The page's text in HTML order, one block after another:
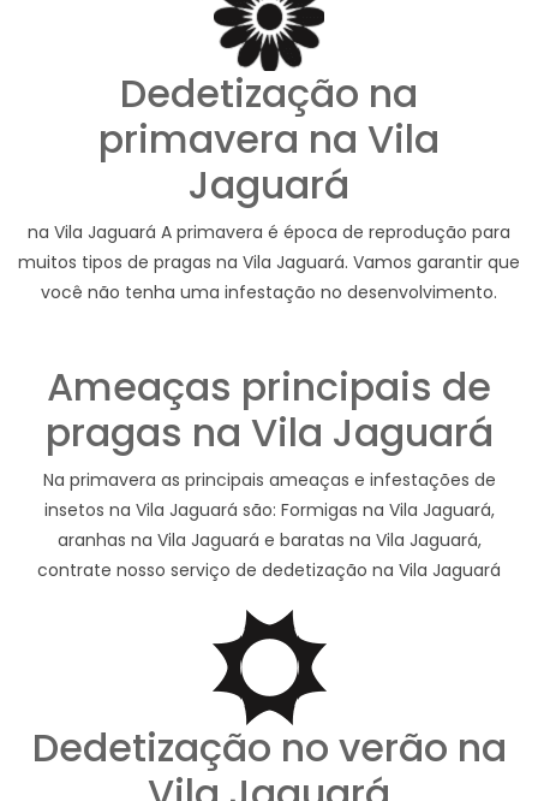
Dedetização na
primavera na Vila
Jaguará
na Vila Jaguará A primavera é época de reprodução para
muitos tipos de pragas na Vila Jaguará. Vamos garantir que
você não tenha uma infestação no desenvolvimento.
Ameaças principais de
pragas na Vila Jaguará
Na primavera as principais ameaças e infestações de
insetos na Vila Jaguará são: Formigas na Vila Jaguará,
aranhas na Vila Jaguará e baratas na Vila Jaguará,
contrate nosso serviço de dedetização na Vila Jaguará
Dedetização no verão na